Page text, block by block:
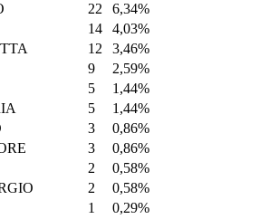
22
6,34%
14
4,03%
12
3,46%
9
2,59%
5
1,44%
5
1,44%
3
0,86%
3
0,86%
2
0,58%
2
0,58%
1
0,29%